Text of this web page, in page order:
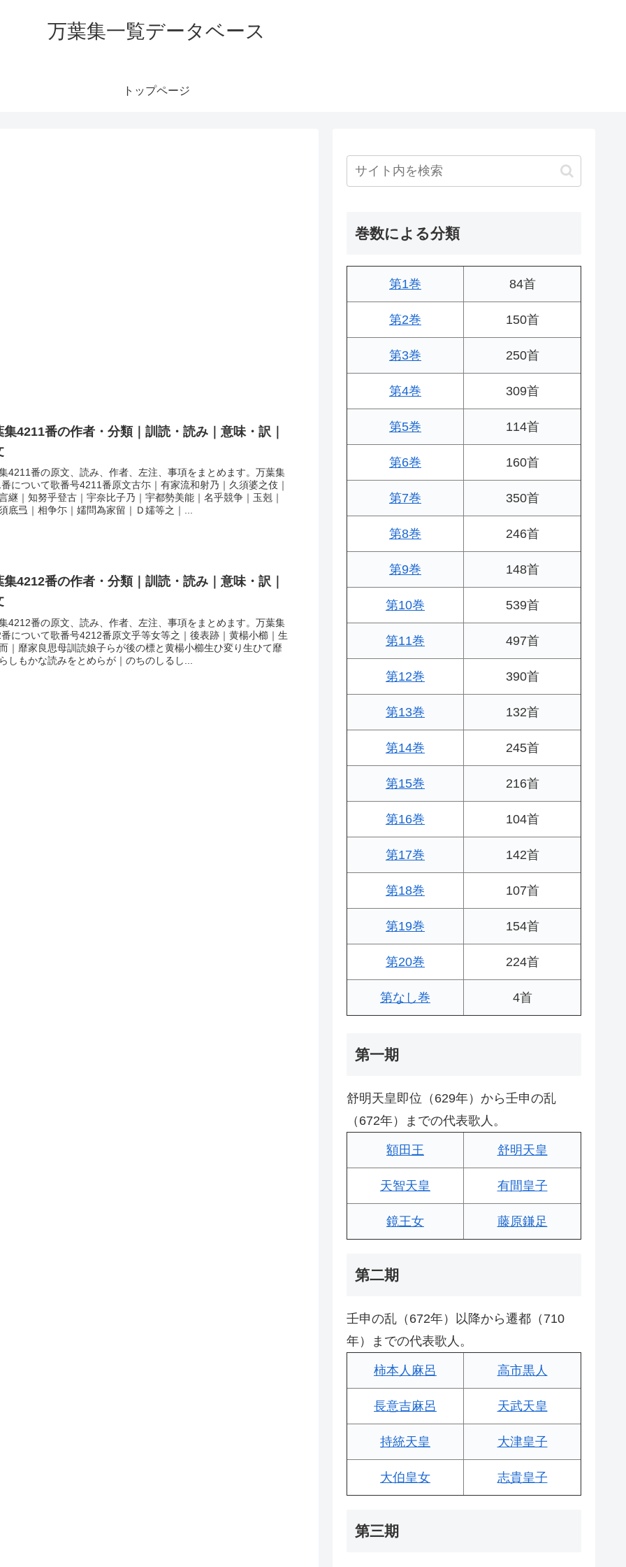
万葉集一覧データベース
トップページ
集4211番の作者・分類｜訓読・読み｜意味・訳｜
4211番の原文、読み、作者、左注、事項をまとめます。万葉集
について歌番号4211番原文古尓｜有家流和射乃｜久須婆之伎｜
継｜知努乎登古｜宇奈比子乃｜宇都勢美能｜名乎競争｜玉剋｜
底弖｜相争尓｜嬬問為家留｜Ｄ嬬等之｜...
集4212番の作者・分類｜訓読・読み｜意味・訳｜
4212番の原文、読み、作者、左注、事項をまとめます。万葉集
について歌番号4212番原文乎等女等之｜後表跡｜黄楊小櫛｜生
｜靡家良思母訓読娘子らが後の標と黄楊小櫛生ひ変り生ひて靡
しもかな読みをとめらが｜のちのしるし...
巻数による分類
第1巻 84首
第2巻 150首
第3巻 250首
第4巻 309首
第5巻 114首
第6巻 160首
第7巻 350首
第8巻 246首
第9巻 148首
第10巻 539首
第11巻 497首
第12巻 390首
第13巻 132首
第14巻 245首
第15巻 216首
第16巻 104首
第17巻 142首
第18巻 107首
第19巻 154首
第20巻 224首
第なし巻 4首
第一期
舒明天皇即位（629年）から壬申の乱
（672年）までの代表歌人。
額田王 舒明天皇
天智天皇 有間皇子
鏡王女 藤原鎌足
第二期
壬申の乱（672年）以降から遷都（710
年）までの代表歌人。
柿本人麻呂 高市黒人
長意吉麻呂 天武天皇
持統天皇 大津皇子
大伯皇女 志貴皇子
第三期